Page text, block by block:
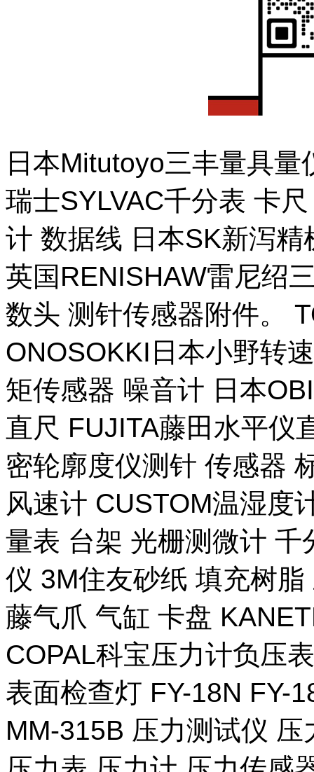
日本Mitutoyo三丰量具
瑞士SYLVAC千分表 卡
计 数据线 日本SK新泻
英国RENISHAW雷尼绍
数头 测针传感器附件。
ONOSOKKI日本小野转
矩传感器 噪音计 日本
直尺 FUJITA藤田水平仪
密轮廓度仪测针 传感器
风速计 CUSTOM温湿度
量表 台架 光栅测微计
仪 3M住友砂纸 填充树
藤气爪 气缸 卡盘
COPAL科宝压力计负压
表面检查灯 FY-18N FY-
MM-315B 压力测试仪